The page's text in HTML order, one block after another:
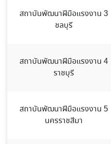
สถาบันพัฒนาฝีมือแรงงาน 3
ชลบุรี
สถาบันพัฒนาฝีมือแรงงาน 4
ราชบุรี
สถาบันพัฒนาฝีมือแรงงาน 5
นครราชสีมา